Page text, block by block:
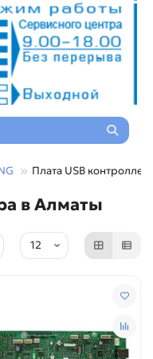
Плата USB
в Алматы